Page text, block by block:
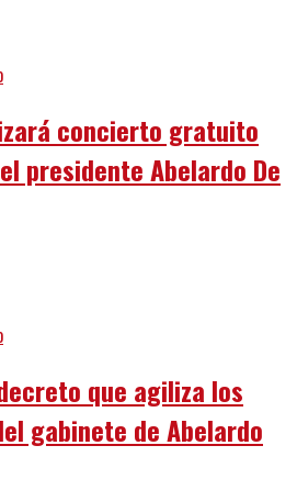
concierto gratuito
presidente Abelardo De
que agiliza los
gabinete de Abelardo